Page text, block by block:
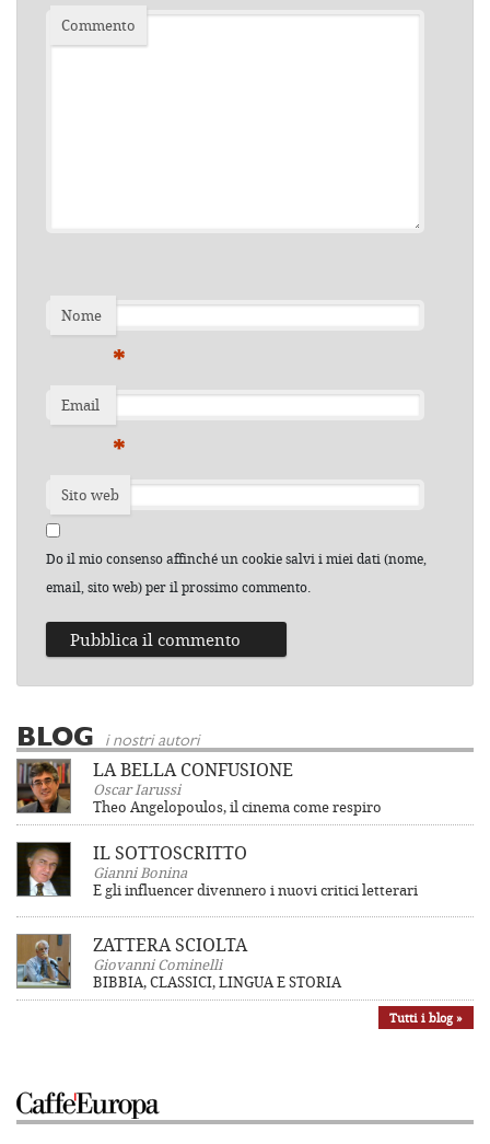
Commento
Nome
*
Email
*
Sito web
Do il mio consenso affinché un cookie salvi i miei dati (nome,
email, sito web) per il prossimo commento.
BLOG i nostri autori
LA BELLA CONFUSIONE
Oscar Iarussi
Theo Angelopoulos, il cinema come respiro
IL SOTTOSCRITTO
Gianni Bonina
E gli influencer divennero i nuovi critici letterari
ZATTERA SCIOLTA
Giovanni Cominelli
BIBBIA, CLASSICI, LINGUA E STORIA
Tutti i blog »